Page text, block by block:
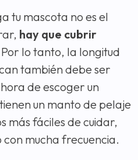
tu mascota no es el
hay que cubrir
Por lo tanto, la longitud
también debe ser
de escoger un
un manto de pelaje
más fáciles de cuidar,
mucha frecuencia.